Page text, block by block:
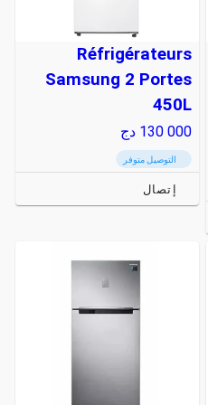
Réfrigérateurs
Samsung 2 Portes
450L
130 000 دج
التوصيل متوفر
إتصال